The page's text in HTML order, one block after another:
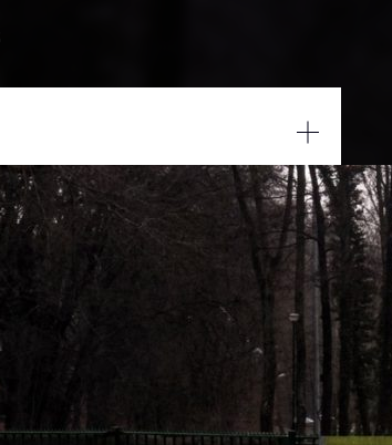
de délassement Leburton
NIKON CORPORATION
NIKON D3500
f/11
85 mm
100
/
Fermer